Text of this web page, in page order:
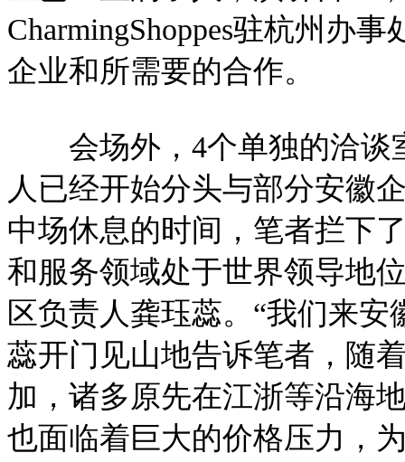
CharmingShoppes驻杭州办
企业和所需要的合作。
会场外，4个单独的洽谈
人已经开始分头与部分安徽
中场休息的时间，笔者拦下
和服务领域处于世界领导地
区负责人龚珏蕊。“我们来
蕊开门见山地告诉笔者，随
加，诸多原先在江浙等沿海
也面临着巨大的价格压力，